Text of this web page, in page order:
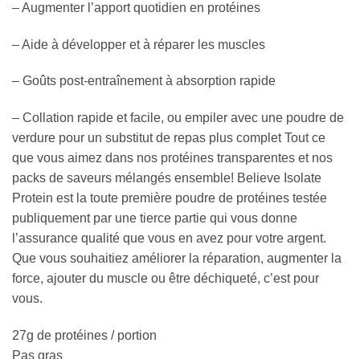
– Augmenter l’apport quotidien en protéines
– Aide à développer et à réparer les muscles
– Goûts post-entraînement à absorption rapide
– Collation rapide et facile, ou empiler avec une poudre de
verdure pour un substitut de repas plus complet Tout ce
que vous aimez dans nos protéines transparentes et nos
packs de saveurs mélangés ensemble! Believe Isolate
Protein est la toute première poudre de protéines testée
publiquement par une tierce partie qui vous donne
l’assurance qualité que vous en avez pour votre argent.
Que vous souhaitiez améliorer la réparation, augmenter la
force, ajouter du muscle ou être déchiqueté, c’est pour
vous.
27g de protéines / portion
Pas gras